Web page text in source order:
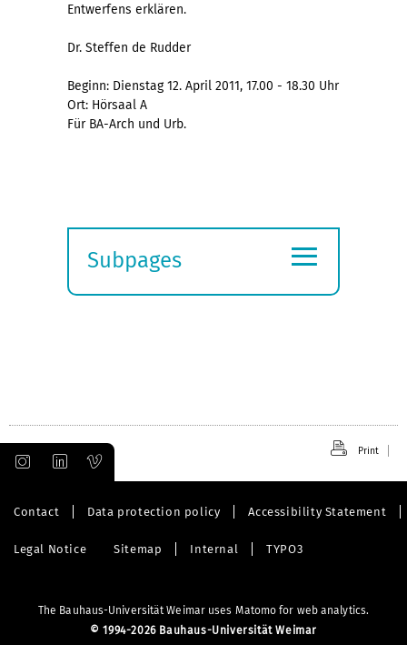
Entwerfens erklären.
Dr. Steffen de Rudder
Beginn: Dienstag 12. April 2011, 17.00 - 18.30 Uhr
Ort: Hörsaal A
Für BA-Arch und Urb.
Subpages
≡
Print
Contact Data protection policy Accessibility Statement
Legal Notice Sitemap Internal TYPO3
The Bauhaus-Universität Weimar uses Matomo for web analytics.
© 1994-2026 Bauhaus-Universität Weimar